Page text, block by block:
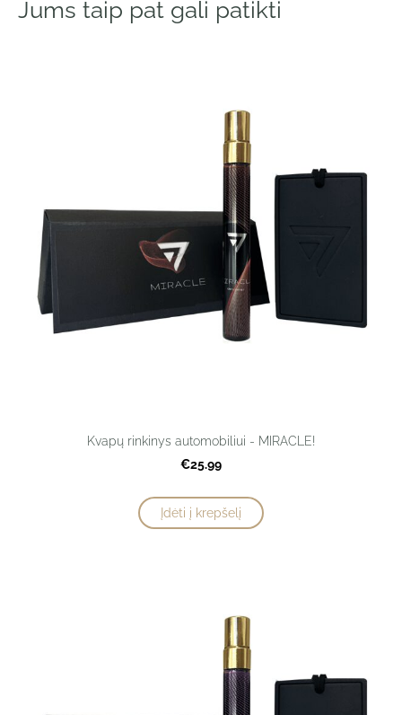
Jums taip pat gali patikti
Kvapų rinkinys automobiliui - MIRACLE!
€25.99
Įdėti į krepšelį